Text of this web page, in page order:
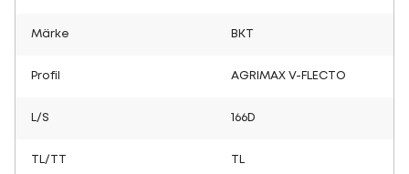
Märke BKT
Profil AGRIMAX V-FLECTO
L/S 166D
TL/TT